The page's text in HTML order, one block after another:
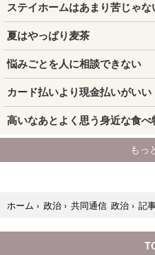
ホーム › 政治 › 共同通信 政治 › 記